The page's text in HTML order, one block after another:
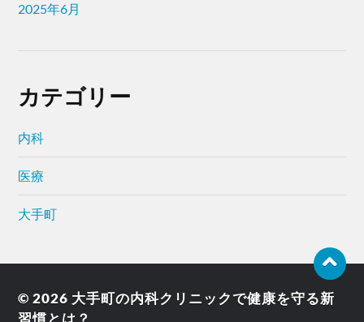
2025年6月
カテゴリー
内科
医療
大手町
© 2026 大手町の内科クリニックで健康を守る新
習慣とは？